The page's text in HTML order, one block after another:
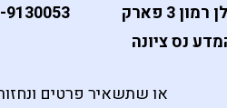
אילן רמון 3 פארק
נס ציונה
9130053
או שתשאיר פרטים